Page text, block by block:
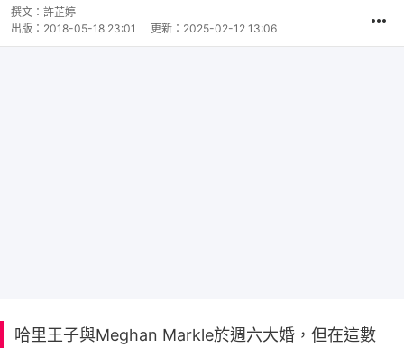
撰文： 許芷婷
出版： 2018-05-18 23:01 更新： 2025-02-12 13:06
哈里王子與Meghan Markle於週六大婚，但在這數